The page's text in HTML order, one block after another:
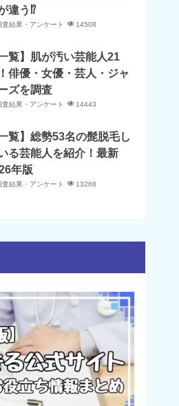
違う⁉
査結果・アンケート 14508
一覧】肌が汚い芸能人21
俳優・女優・芸人・ジャ
ズを調査
査結果・アンケート 14443
一覧】総勢53名の髭脱毛し
る芸能人を紹介！最新
年版
査結果・アンケート 13268